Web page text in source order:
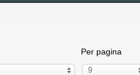
Per pagina
9